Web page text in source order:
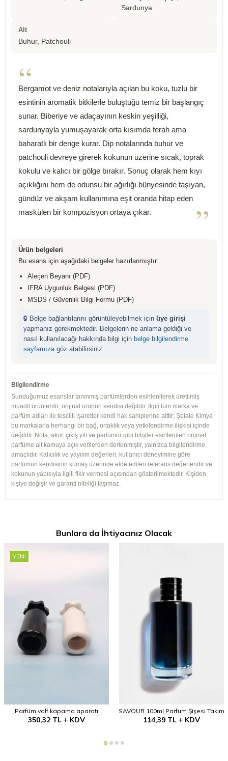
Sardunya
Alt
Buhur, Patchouli
“
Bergamot ve deniz notalarıyla açılan bu koku, tuzlu bir
esintinin aromatik bitkilerle buluştuğu temiz bir başlangıç
sunar. Biberiye ve adaçayının keskin yeşilliği,
sardunyayla yumuşayarak orta kısımda ferah ama
baharatlı bir denge kurar. Dip notalarında buhur ve
patchouli devreye girerek kokunun üzerine sıcak, toprak
kokulu ve kalıcı bir gölge bırakır. Sonuç olarak hem kıyı
açıklığını hem de odunsu bir ağırlığı bünyesinde taşıyan,
gündüz ve akşam kullanımına eşit oranda hitap eden
maskülen bir kompozisyon ortaya çıkar.
”
Ürün belgeleri
Bu esans için aşağıdaki belgeler hazırlanmıştır:
Alerjen Beyanı (PDF)
IFRA Uygunluk Belgesi (PDF)
MSDS / Güvenlik Bilgi Formu (PDF)
🔒 Belge bağlantılarını görüntüleyebilmek için üye girişi
yapmanız gerekmektedir. Belgelerin ne anlama geldiği ve
nasıl kullanılacağı hakkında bilgi için belge bilgilendirme
sayfamızagöz atabilirsiniz.
Bilgilendirme
Sunduğumuz esanslar tanınmış parfümlerden esinlenilerek üretilmiş
muadil ürünlerdir; orijinal ürünün kendisi değildir. İlgili tüm marka ve
parfüm adları ile tescilli işaretler kendi hak sahiplerine aittir; Şelale Kimya
bu markalarla herhangi bir bağ, ortaklık veya yetkilendirme ilişkisi içinde
değildir. Nota, akor, çıkış yılı ve parfümör gibi bilgiler esinlenilen orijinal
parfüme ait kamuya açık verilerden derlenmiştir, yalnızca bilgilendirme
amaçlıdır. Kalıcılık ve yayılım değerleri, kullanıcı deneyimine göre
parfümün kendisinin kumaş üzerinde elde edilen referans değerleridir ve
kokunun yapısıyla ilgili fikir vermesi açısından gösterilmektedir. Kişiden
kişiye değişir ve garanti niteliği taşımaz.
Bunlara da İhtiyacınız Olacak
YENI
Parfüm valf kapama aparatı
350,32TL KDV
SAVOUR 100ml Parfüm Şişesi Takım
114,39 TL KDV